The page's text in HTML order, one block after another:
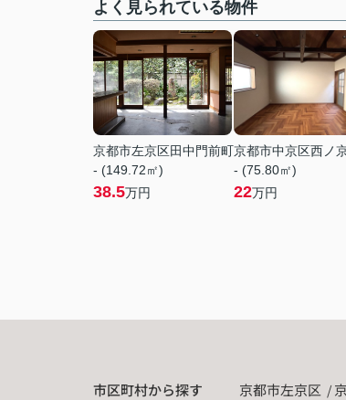
よく見られている物件
京都市左京区田中門前町
- (149.72㎡)
38.5万円
京都市中京区西ノ
- (75.80㎡)
22万円
市区町村から探す 京都市左京区